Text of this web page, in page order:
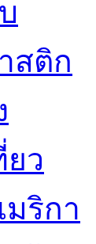
สติก
ยว
มริกา